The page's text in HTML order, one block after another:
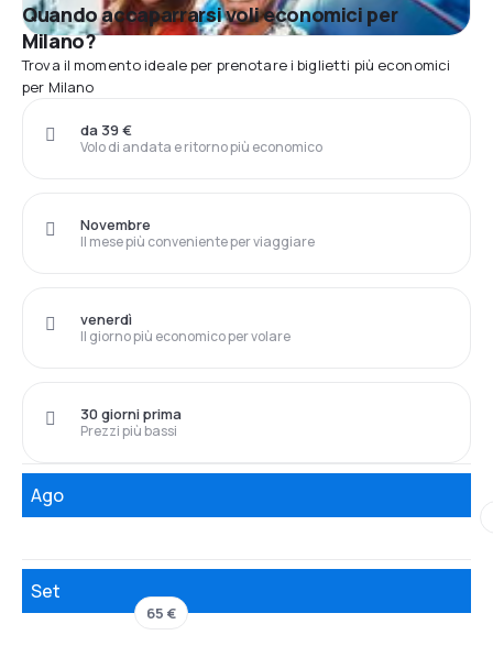
Quando accaparrarsi voli economici per
Milano?
Trova il momento ideale per prenotare i biglietti più economici
per Milano
Volo di andata e ritorno più economico
da 39 €
Il mese più conveniente per viaggiare
Novembre
Il giorno più economico per volare
venerdì
Prezzi più bassi
30 giorni prima
Ago
Set
65 €